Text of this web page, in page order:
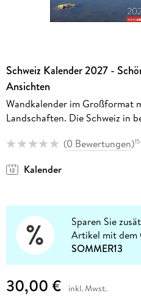
Schweiz Kalender 2027 -
Ansichten
Wandkalender im Großformat
Landschaften. Die Schweiz in
(0 Bewertungen)15
Kalender
Sparen Sie
Artikel mit dem
SOMMER13
30,00 € inkl. Mwst.